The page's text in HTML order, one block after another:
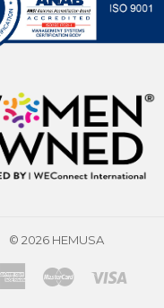
© 2026 HEMUSA
American
Express
Master